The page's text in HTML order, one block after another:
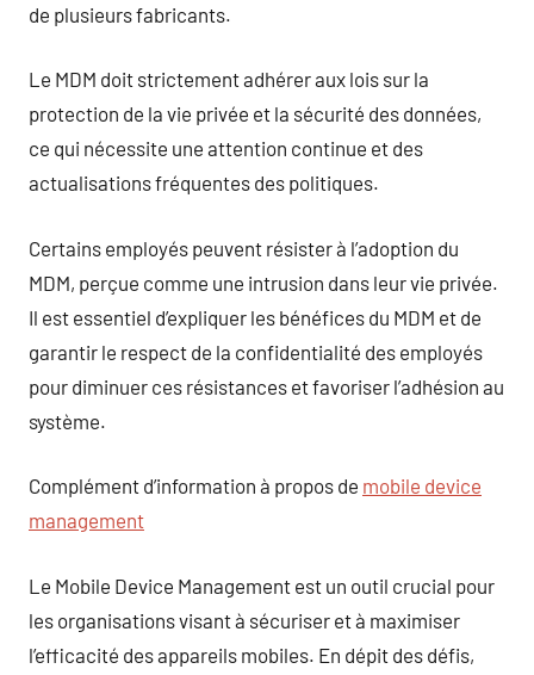
de plusieurs fabricants.
Le MDM doit strictement adhérer aux lois sur la
protection de la vie privée et la sécurité des données,
ce qui nécessite une attention continue et des
actualisations fréquentes des politiques.
Certains employés peuvent résister à l’adoption du
MDM, perçue comme une intrusion dans leur vie privée.
Il est essentiel d’expliquer les bénéfices du MDM et de
garantir le respect de la confidentialité des employés
pour diminuer ces résistances et favoriser l’adhésion au
système.
Complément d’information à propos de mobile device
management
Le Mobile Device Management est un outil crucial pour
les organisations visant à sécuriser et à maximiser
l’efficacité des appareils mobiles. En dépit des défis,